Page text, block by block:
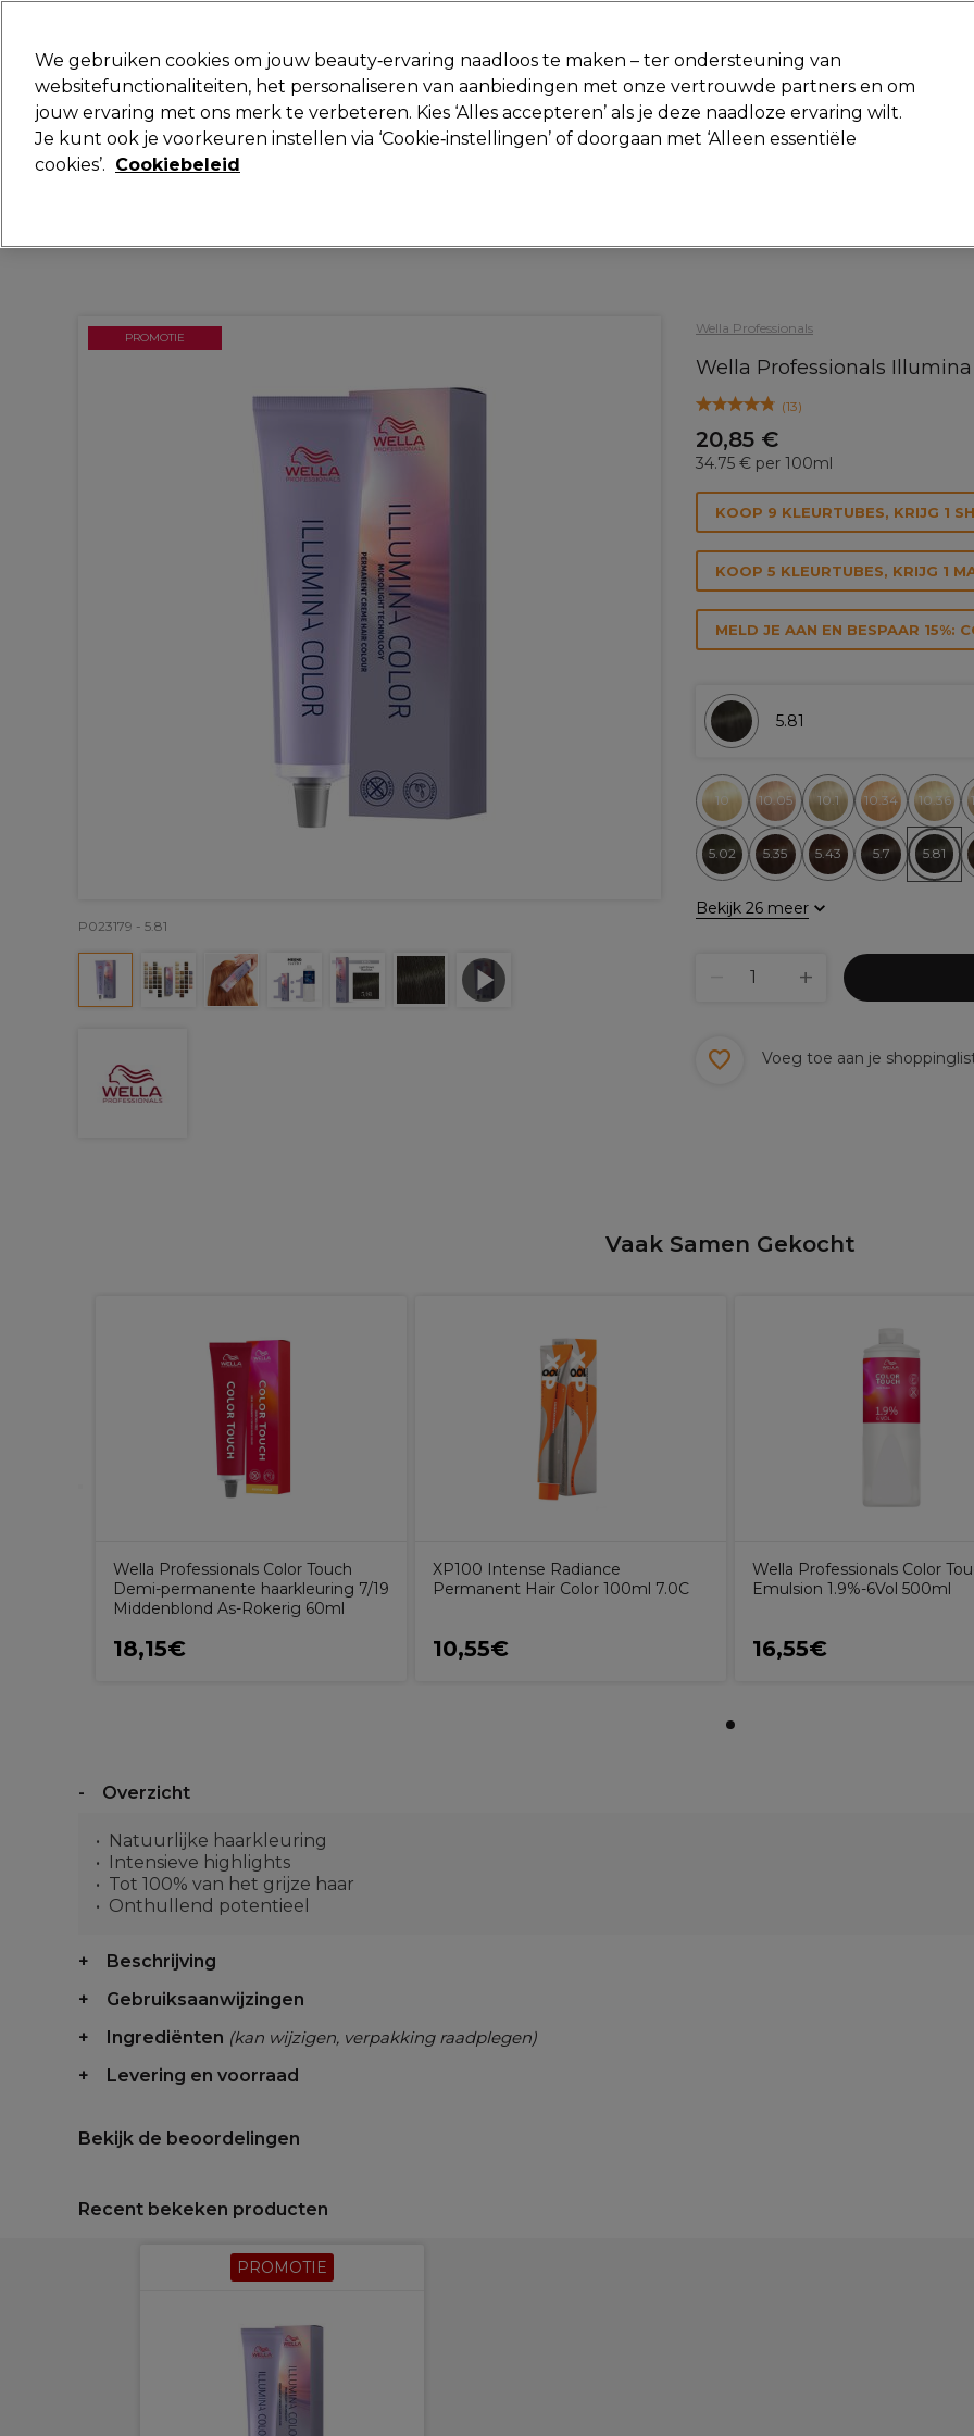
Merken
Deals Haar Elektra Beauty Salon interieur Mannen Vegan Nieuwe
Volgende dag geleverd*
Wella Professionals
Wella Professionals
(13)
20,85 €
34.75 € per 100ml
PROMOTIE
P023179 - 5.81
KOOP 9 KLEURTUBES, KRIJG 1
KOOP 5 KLEURTUBES, KRIJG 1
MELD JE AAN EN BESPAAR 15%:
5.81
10 10.05 10.1 10.34 10.36
5.02 5.35 5.43 5.7 5.81
Bekijk 26 meer
Voeg toe aan je
Vaak Samen Gekocht
Wella Professionals Color Touch
Demi-permanente haarkleuring 7/19
Middenblond As-Rokerig 60ml
18,15€
XP100 Intense Radiance
Permanent Hair Color 100ml 7.0C
10,55€
Wella Professionals Color
Emulsion 1.9%-6Vol 500ml
16,55€
Overzicht
Natuurlijke haarkleuring
Intensieve highlights
Tot 100% van het grijze haar
Onthullend potentieel
Beschrijving
Gebruiksaanwijzingen
Ingrediënten (kan wijzigen, verpakking raadplegen)
Levering en voorraad
Bekijk de beoordelingen
Recent bekeken producten
PROMOTIE
We gebruiken cookies om jouw beauty‑ervaring naadloos te maken – ter ondersteuning van
websitefunctionaliteiten, het personaliseren van aanbiedingen met onze vertrouwde partners en om
jouw ervaring met ons merk te verbeteren. Kies ‘Alles accepteren’ als je deze naadloze ervaring wilt.
Je kunt ook je voorkeuren instellen via ‘Cookie‑instellingen’ of doorgaan met ‘Alleen essentiële
cookies’. Cookiebeleid